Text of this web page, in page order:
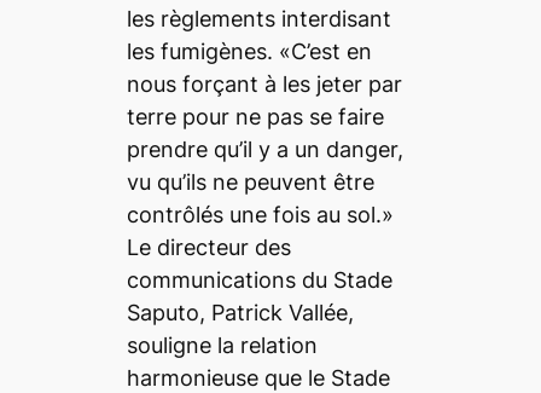
les règlements interdisant
les fumigènes. «C’est en
nous forçant à les jeter par
terre pour ne pas se faire
prendre qu’il y a un danger,
vu qu’ils ne peuvent être
contrôlés une fois au sol.»
Le directeur des
communications du Stade
Saputo, Patrick Vallée,
souligne la relation
harmonieuse que le Stade